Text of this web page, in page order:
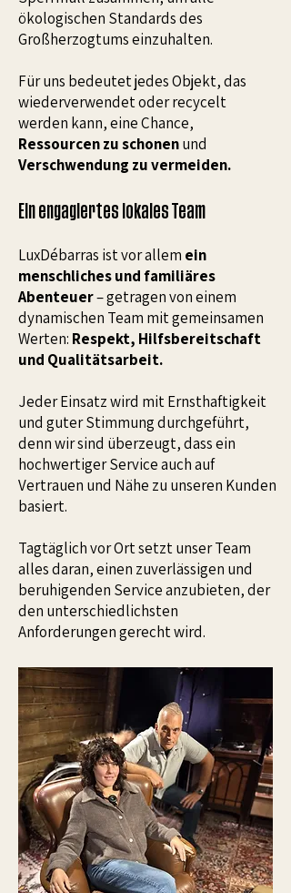
ökologischen Standards des
Großherzogtums einzuhalten.
Für uns bedeutet jedes Objekt, das
wiederverwendet oder recycelt
werden kann, eine Chance,
Ressourcen zu schonenund
Verschwendung zu vermeiden.
Ein engagiertes lokales Team
LuxDébarras ist vor allem ein
menschliches und familiäres
Abenteuer– getragen von einem
dynamischen Team mit gemeinsamen
Werten: Respekt, Hilfsbereitschaft
und Qualitätsarbeit.
Jeder Einsatz wird mit Ernsthaftigkeit
und guter Stimmung durchgeführt,
denn wir sind überzeugt, dass ein
hochwertiger Service auch auf
Vertrauen und Nähe zu unseren Kunden
basiert.
Tagtäglich vor Ort setzt unser Team
alles daran, einen zuverlässigen und
beruhigenden Service anzubieten, der
den unterschiedlichsten
Anforderungen gerecht wird.